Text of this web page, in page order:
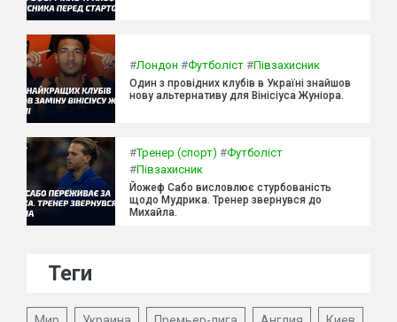
#Лондон #Футболіст #Півзахисник
Один з провідних клубів в Україні знайшов
нову альтернативу для Вінісіуса Жуніора.
#Тренер (спорт) #Футболіст
#Півзахисник
Йожеф Сабо висловлює стурбованість
щодо Мудрика. Тренер звернувся до
Михайла.
Теги